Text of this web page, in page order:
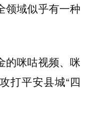
领域似乎有一种
的咪咕视频、咪
打平安县城“四